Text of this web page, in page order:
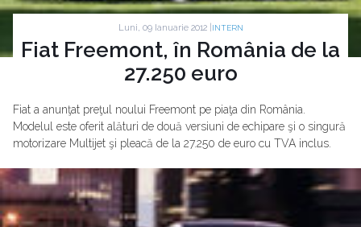
Luni, 09 Ianuarie 2012 | INTERN
Fiat Freemont, în România de la
27.250 euro
Fiat a anunţat preţul noului Freemont pe piaţa din România.
Modelul este oferit alături de două versiuni de echipare şi o singură
motorizare Multijet şi pleacă de la 27.250 de euro cu TVA inclus.